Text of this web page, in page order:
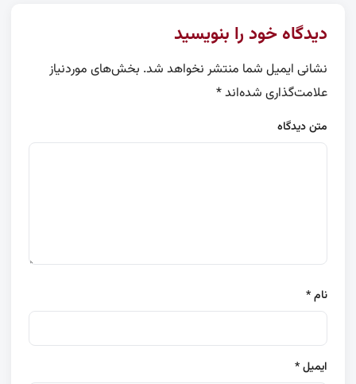
دیدگاه خود را بنویسید
نشانی ایمیل شما منتشر نخواهد شد. بخش‌های موردنیاز
علامت‌گذاری شده‌اند*
متن دیدگاه
نام*
ایمیل*